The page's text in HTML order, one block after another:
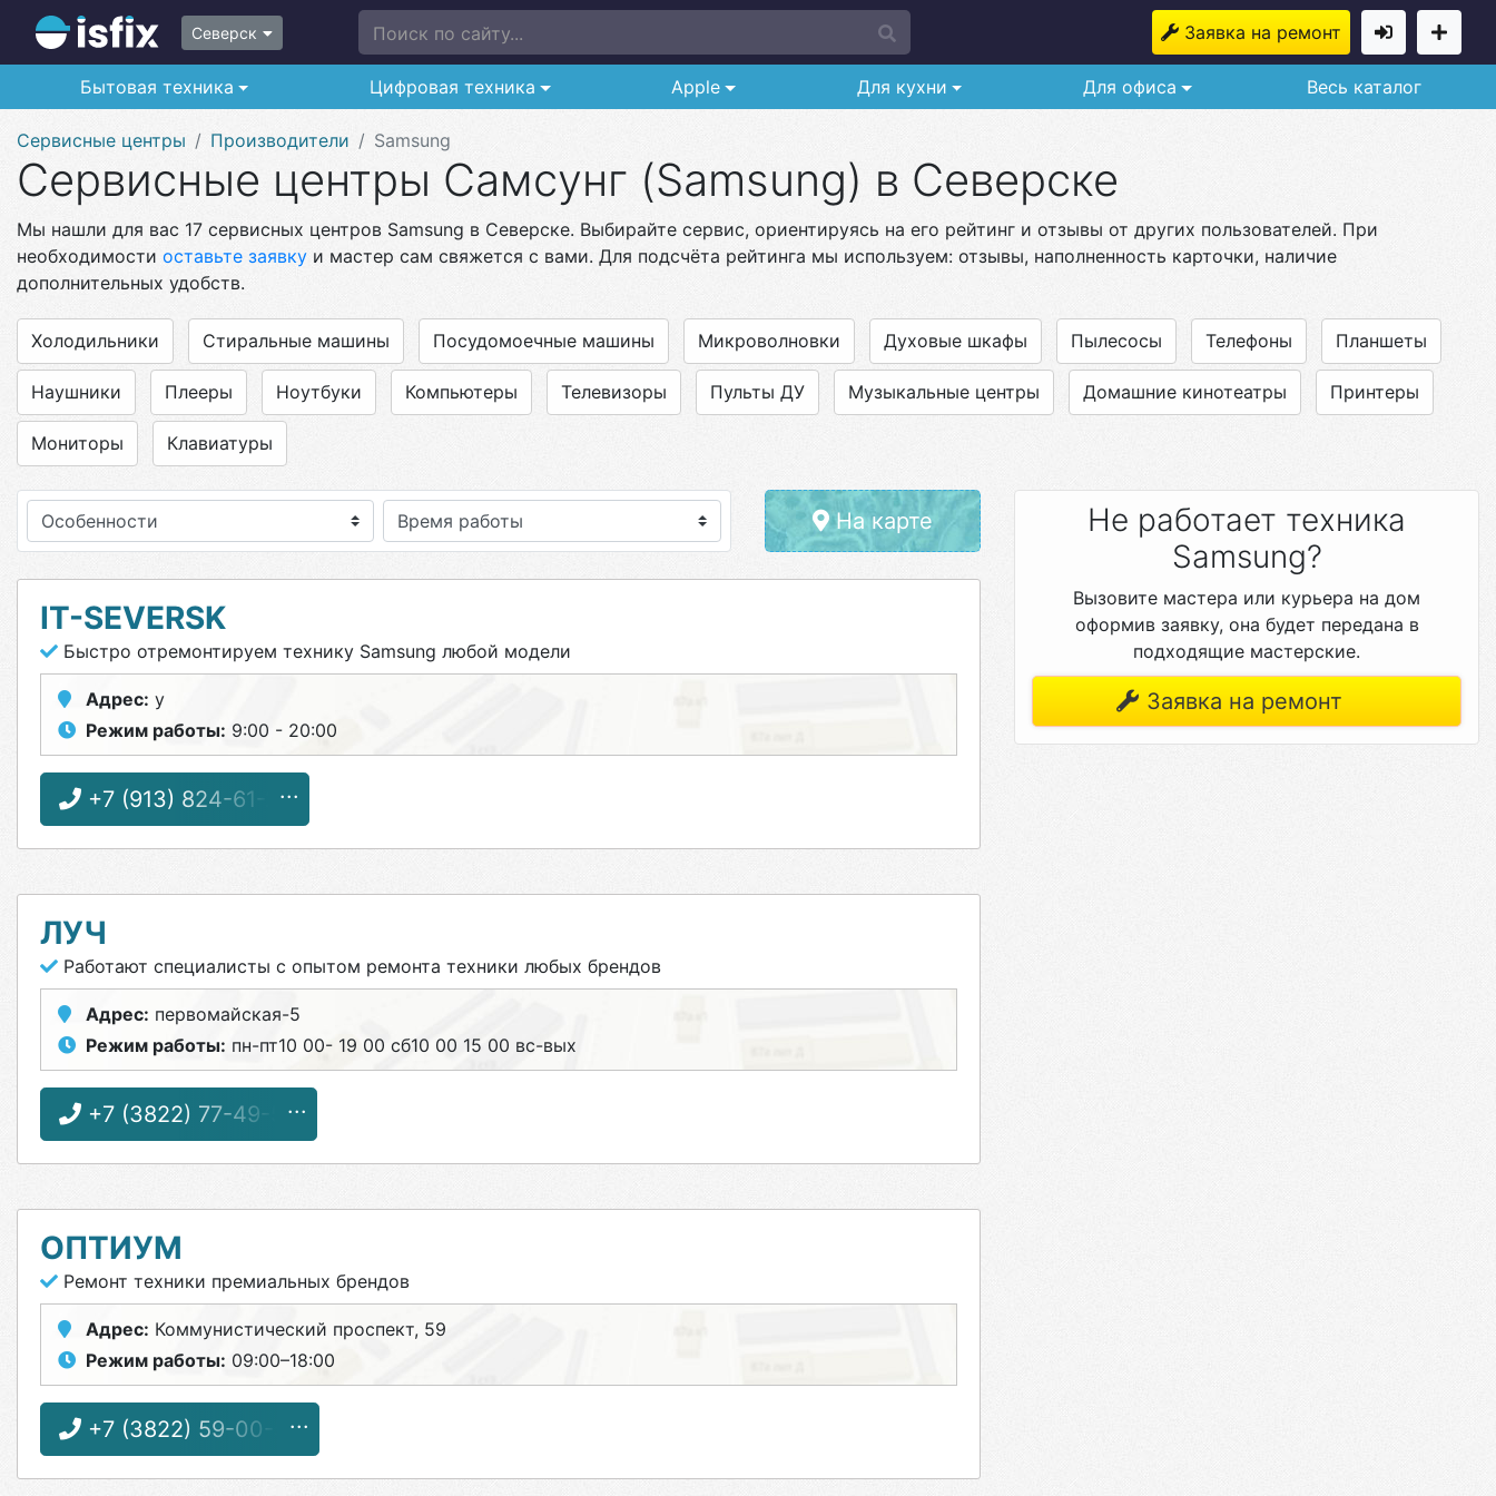
Северск Поиск по сайту... Заявка на ремонт
Бытовая техника Цифровая техника Apple Для кухни Для офиса Весь каталог
Сервисные центры Производители Samsung
Сервисные центры Самсунг (Samsung) в Северске
Мы нашли для вас 17 сервисных центров Samsung в Северске. Выбирайте сервис, ориентируясь на его рейтинг и отзывы от других пользователей. При
необходимости оставьте заявку и мастер сам свяжется с вами. Для подсчёта рейтинга мы используем: отзывы, наполненность карточки, наличие
дополнительных удобств.
Холодильники Стиральные машины Посудомоечные машины Микроволновки Духовые шкафы Пылесосы Телефоны Планшеты
Наушники Плееры Ноутбуки Компьютеры Телевизоры Пульты ДУ Музыкальные центры Домашние кинотеатры Принтеры
Мониторы Клавиатуры
Особенности На карте
IT-SEVERSK
Быстро отремонтируем технику Samsung любой модели
Адрес: у
Режим работы: 9:00 - 20:00
+7 (913) 824-61-27
ЛУЧ
Работают специалисты с опытом ремонта техники любых брендов
Адрес: первомайская-5
Режим работы: пн-пт10 00- 19 00 сб10 00 15 00 вс-вых
+7 (3822) 77-49-50
ОПТИУМ
Ремонт техники премиальных брендов
Адрес: Коммунистический проспект, 59
Режим работы: 09:00–18:00
+7 (3822) 59-00-59
Не работает техника
Samsung?
Вызовите мастера или курьера на дом
оформив заявку, она будет передана в
подходящие мастерские.
Заявка на ремонт